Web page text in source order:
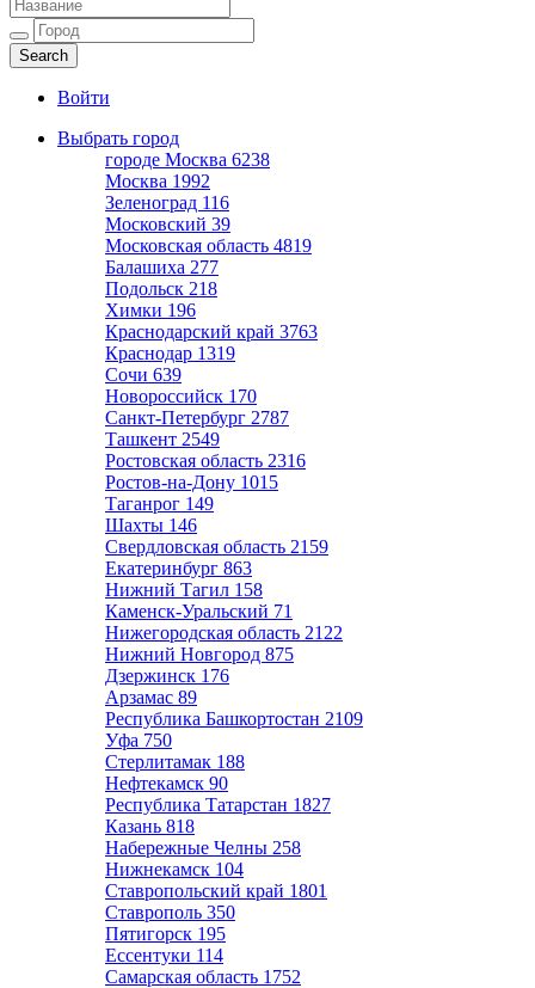
Войти
Выбрать город
городе Москва 6238
Москва 1992
Зеленоград 116
Московский 39
Московская область 4819
Балашиха 277
Подольск 218
Химки 196
Краснодарский край 3763
Краснодар 1319
Сочи 639
Новороссийск 170
Санкт-Петербург 2787
Ташкент 2549
Ростовская область 2316
Ростов-на-Дону 1015
Таганрог 149
Шахты 146
Свердловская область 2159
Екатеринбург 863
Нижний Тагил 158
Каменск-Уральский 71
Нижегородская область 2122
Нижний Новгород 875
Дзержинск 176
Арзамас 89
Республика Башкортостан 2109
Уфа 750
Стерлитамак 188
Нефтекамск 90
Республика Татарстан 1827
Казань 818
Набережные Челны 258
Нижнекамск 104
Ставропольский край 1801
Ставрополь 350
Пятигорск 195
Ессентуки 114
Самарская область 1752